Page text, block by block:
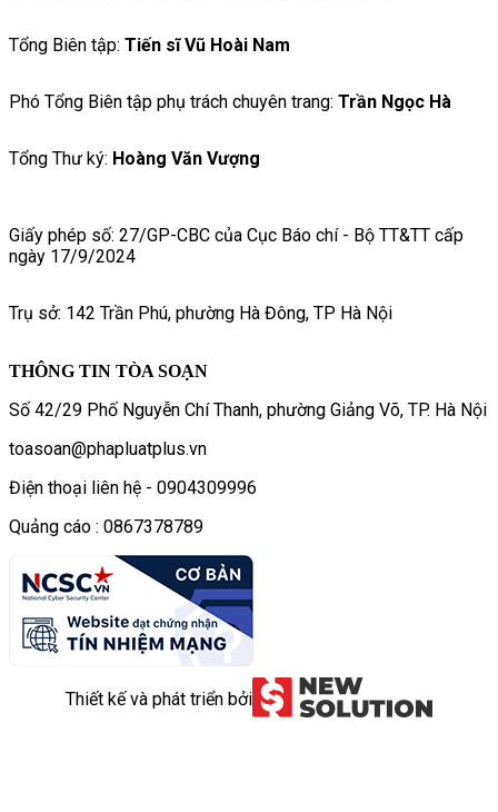
Tổng Biên tập: Tiến sĩ Vũ Hoài Nam
Phó Tổng Biên tập phụ trách chuyên trang: Trần Ngọc Hà
Tổng Thư ký: Hoàng Văn Vượng
Giấy phép số: 27/GP-CBC của Cục Báo chí - Bộ TT&TT cấp
ngày 17/9/2024
Trụ sở: 142 Trần Phú, phường Hà Đông, TP Hà Nội
THÔNG TIN TÒA SOẠN
Số 42/29 Phố Nguyễn Chí Thanh, phường Giảng Võ, TP. Hà Nội
toasoan@phapluatplus.vn
Điện thoại liên hệ - 0904309996
Quảng cáo : 0867378789
Thiết kế và phát triển bởi